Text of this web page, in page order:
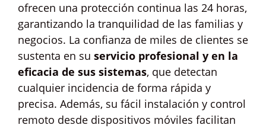
ofrecen una protección continua las 24 horas,
garantizando la tranquilidad de las familias y
negocios. La confianza de miles de clientes se
sustenta en su servicio profesional y en la
eficacia de sus sistemas, que detectan
cualquier incidencia de forma rápida y
precisa. Además, su fácil instalación y control
remoto desde dispositivos móviles facilitan